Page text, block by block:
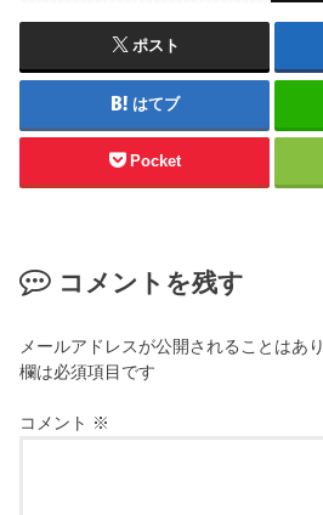
ポスト
はてブ
Pocket
コメントを残す
メールアドレスが公開されることはあ
欄は必須項目です
コメント ※